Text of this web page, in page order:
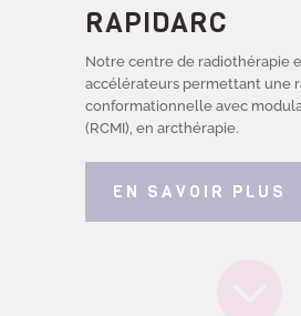
RAPIDARC
Notre centre de radiothérapie
accélérateurs permettant une
conformationnelle avec
(RCMI), en arcthérapie.
EN SAVOIR PLUS